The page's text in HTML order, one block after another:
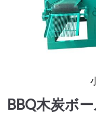
BBQ木炭ボ